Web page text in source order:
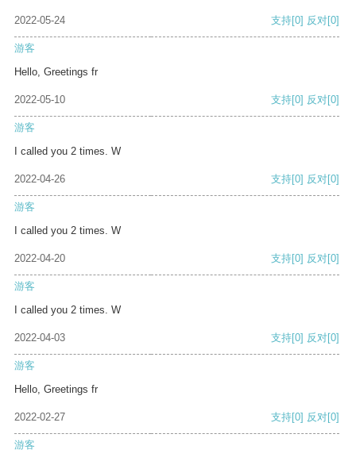
2022-05-24 支持[0] 反对[0]
游客
Hello, Greetings fr
2022-05-10 支持[0] 反对[0]
游客
I called you 2 times. W
2022-04-26 支持[0] 反对[0]
游客
I called you 2 times. W
2022-04-20 支持[0] 反对[0]
游客
I called you 2 times. W
2022-04-03 支持[0] 反对[0]
游客
Hello, Greetings fr
2022-02-27 支持[0] 反对[0]
游客